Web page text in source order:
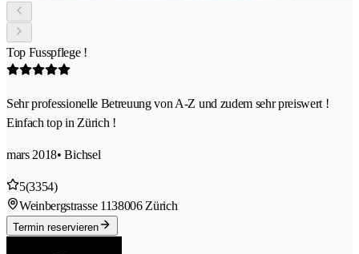
Top Fusspflege !
Sehr professionelle Betreuung von A-Z und zudem sehr preiswert !
Einfach top in Zürich !
mars 2018• Bichsel
5(3354)
Weinbergstrasse 1138006 Zürich
Termin reservieren